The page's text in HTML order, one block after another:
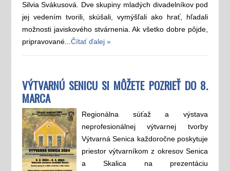
Silvia Svákusová. Dve skupiny mladých divadelníkov pod
jej vedením tvorili, skúšali, vymýšľali ako hrať, hľadali
možnosti javiskového stvárnenia. Ak všetko dobre pôjde,
pripravované... Čítať ďalej »
VÝTVARNÚ SENICU SI MÔŽETE POZRIEŤ DO 8.
MARCA
Regionálna súťaž a výstava
neprofesionálnej výtvarnej tvorby
Výtvarná Senica každoročne poskytuje
priestor výtvarníkom z okresov Senica
a Skalica na prezentáciu